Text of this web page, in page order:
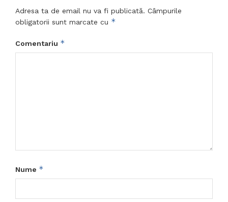
Adresa ta de email nu va fi publicată. Câmpurile
obligatorii sunt marcate cu *
Comentariu *
Nume *